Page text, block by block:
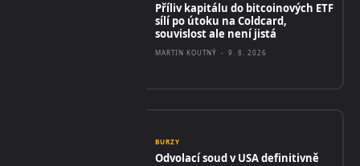
Příliv kapitálu do bitcoinových ETF
sílí po útoku na Coldcard,
souvislost ale není jistá
MARTIN KOUTNÝ - 9. 8. 2026
BURZY
Odvolací soud v USA definitivně